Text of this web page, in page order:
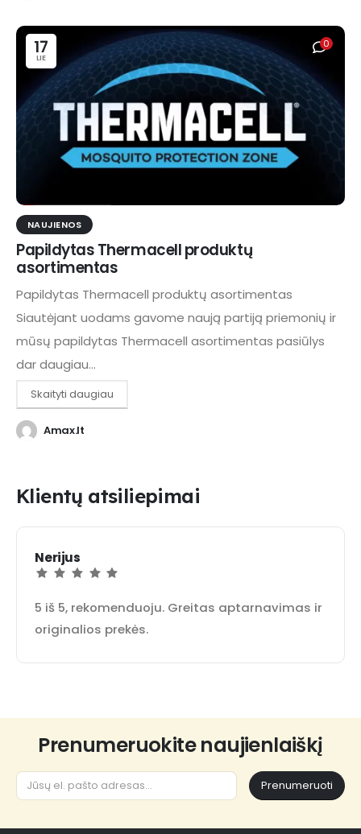
17
LIE
0
NAUJIENOS
Papildytas Thermacell produktų
asortimentas
Papildytas Thermacell produktų asortimentas
Siautėjant uodams gavome naują partiją priemonių ir
mūsų papildytas Thermacell asortimentas pasiūlys
dar daugiau...
Skaityti daugiau
Amax.lt
Klientų atsiliepimai
Nerijus
5 iš 5, rekomenduoju. Greitas aptarnavimas ir
originalios prekės.
Prenumeruokite naujienlaiškį
Prenumeruoti